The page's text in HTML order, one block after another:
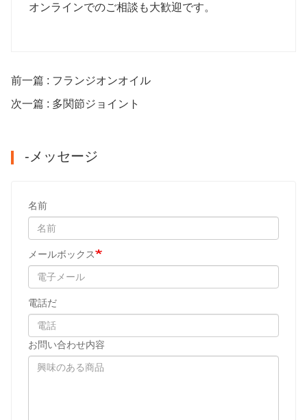
オンラインでのご相談も大歓迎です。
前一篇 : フランジオンオイル
次一篇 : 多関節ジョイント
-メッセージ
名前
メールボックス
電話だ
お問い合わせ内容